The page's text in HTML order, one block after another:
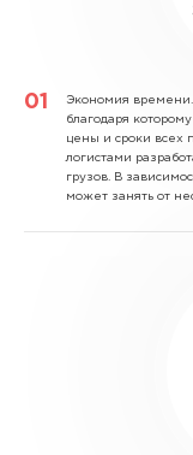
Экономия времени.
благодаря
цены и сроки всех
логистами
грузов. В
может занять от